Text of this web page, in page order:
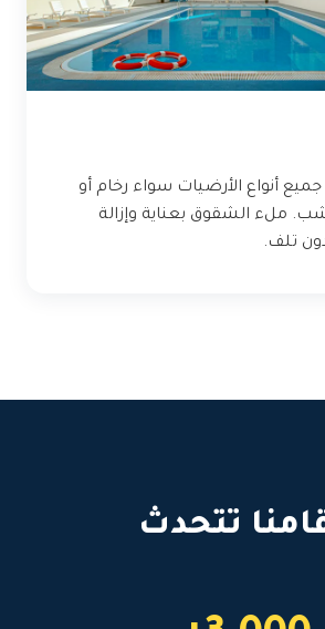
أنواع الأرضيات سواء رخام أو
ملء الشقوق بعناية وإزالة
تلف.
تتحدث